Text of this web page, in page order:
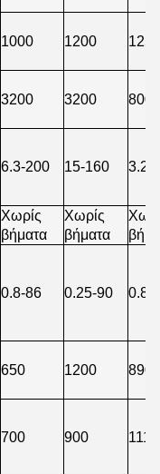
1000 1200
3200 3200
6.3-200 15-160 3.2-
Χωρίς
βήματα
Χωρίς
βήματα
0.8-86 0.25-90 0.8-
650 1200 890
700 900 1115